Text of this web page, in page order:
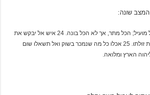
שונה:
23 הכל מתר, אך לא הכל מועיל; הכל מתר, אך לא הכל בונה. 24 איש אל יבקש את
טובת עצמו אלא את טובת זולתו. 25 אכלו כל מה שנמכר בשוק ואל תשאלו שום